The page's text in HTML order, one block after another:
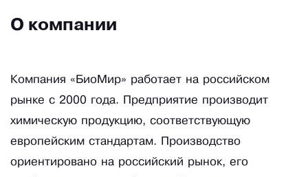
О компании
Компания «БиоМир» работает на российском
рынке с 2000 года. Предприятие производит
химическую продукцию, соответствующую
европейским стандартам. Производство
ориентировано на российский рынок, его